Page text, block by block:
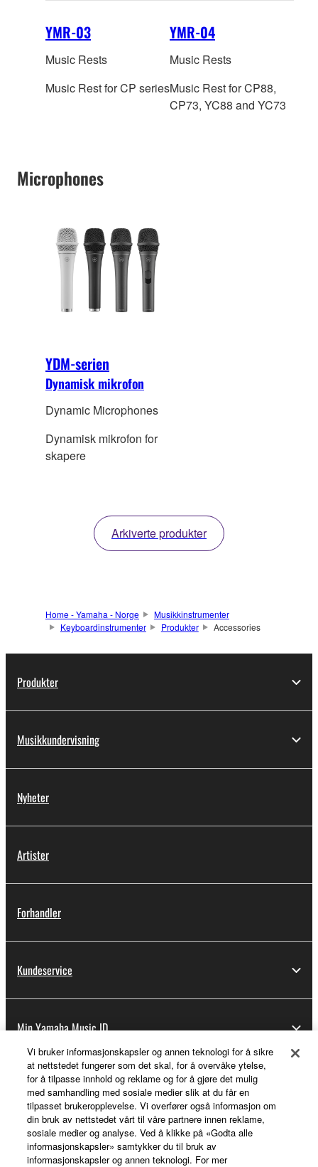
YMR-03
Music Rests
Music Rest for CP series
YMR-04
Music Rests
Music Rest for CP88,
CP73, YC88 and YC73
Microphones
YDM-serien
Dynamisk mikrofon
Dynamic Microphones
Dynamisk mikrofon for
skapere
Arkiverte produkter
Home - Yamaha - Norge
Musikkinstrumenter
Keyboardinstrumenter
Produkter Accessories
Produkter
Musikkundervisning
Nyheter
Artister
Forhandler
Kundeservice
Min Yamaha Music ID
Om Yamaha
Norge - Norwegian
Virksomhet
Vi bruker informasjonskapsler og annen teknologi for å sikre
at nettstedet fungerer som det skal, for å overvåke ytelse,
for å tilpasse innhold og reklame og for å gjøre det mulig
med samhandling med sosiale medier slik at du får en
tilpasset brukeropplevelse. Vi overfører også informasjon om
din bruk av nettstedet vårt til våre partnere innen reklame,
sosiale medier og analyse. Ved å klikke på «Godta alle
informasjonskapsler» samtykker du til bruk av
informasjonskapsler og annen teknologi. For mer